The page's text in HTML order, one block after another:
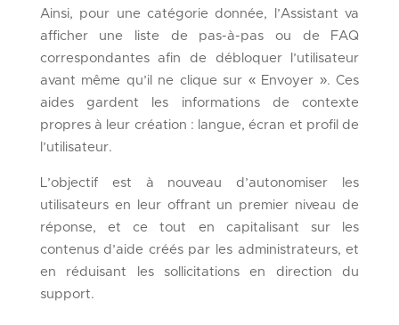
Ainsi, pour une catégorie donnée, l’Assistant va
afficher une liste de pas-à-pas ou de FAQ
correspondantes afin de débloquer l’utilisateur
avant même qu’il ne clique sur « Envoyer ». Ces
aides gardent les informations de contexte
propres à leur création : langue, écran et profil de
l’utilisateur.
L’objectif est à nouveau d’autonomiser les
utilisateurs en leur offrant un premier niveau de
réponse, et ce tout en capitalisant sur les
contenus d’aide créés par les administrateurs, et
en réduisant les sollicitations en direction du
support.